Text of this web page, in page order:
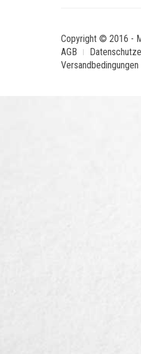
Copyright © 2016 -
AGB
Versandbedingungen